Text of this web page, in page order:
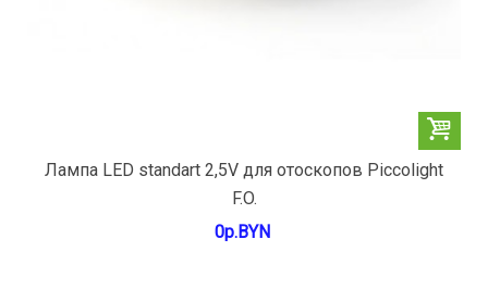
Лампа LED standart 2,5V для отоскопов Piccolight
F.O.
0р.BYN